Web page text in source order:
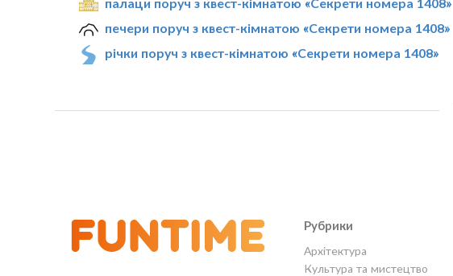
печери поруч з квест-кімнатою «Секрети номера 1408»
річки поруч з квест-кімнатою «Секрети номера 1408»
Рубрики
Архітектура
Культура та мистецтво